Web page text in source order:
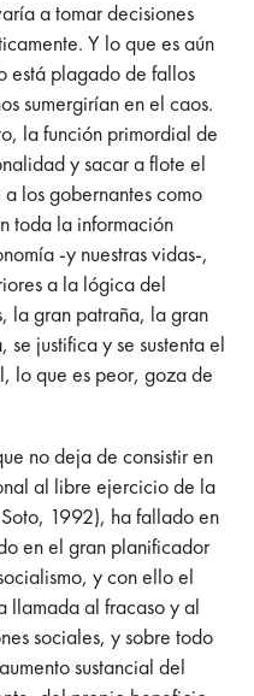
a tomar decisiones
Y lo que es aún
está plagado de fallos
sumergirían en el caos.
la función primordial de
y sacar a flote el
los gobernantes como
toda la información
-y nuestras vidas-,
a la lógica del
la gran patraña, la gran
justifica y se sustenta el
lo que es peor, goza de
no deja de consistir en
al libre ejercicio de la
1992), ha fallado en
en el gran planificador
y con ello el
llamada al fracaso y al
sociales, y sobre todo
sustancial del